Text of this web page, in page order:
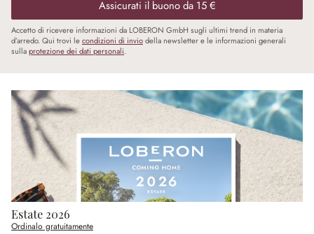
Assicurati il buono da 15 €
Accetto di ricevere informazioni da LOBERON GmbH sugli ultimi trend in materia
d’arredo. Qui trovi lecondizioni di inviodella newsletter e le informazioni generali
sullaprotezione dei dati personali.
Estate 2026
Ordinalo gratuitamente